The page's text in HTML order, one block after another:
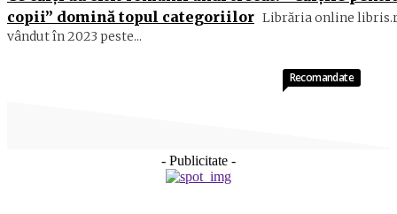
copii” domină topul categoriilor Librăria online
vândut în 2023 peste...
- Publicitate -
Recomandate